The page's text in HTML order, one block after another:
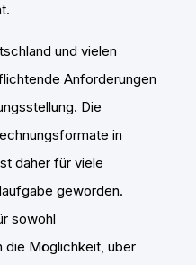
und vielen
Anforderungen
Die
in
daher für viele
geworden.
sowohl
die Möglichkeit, über